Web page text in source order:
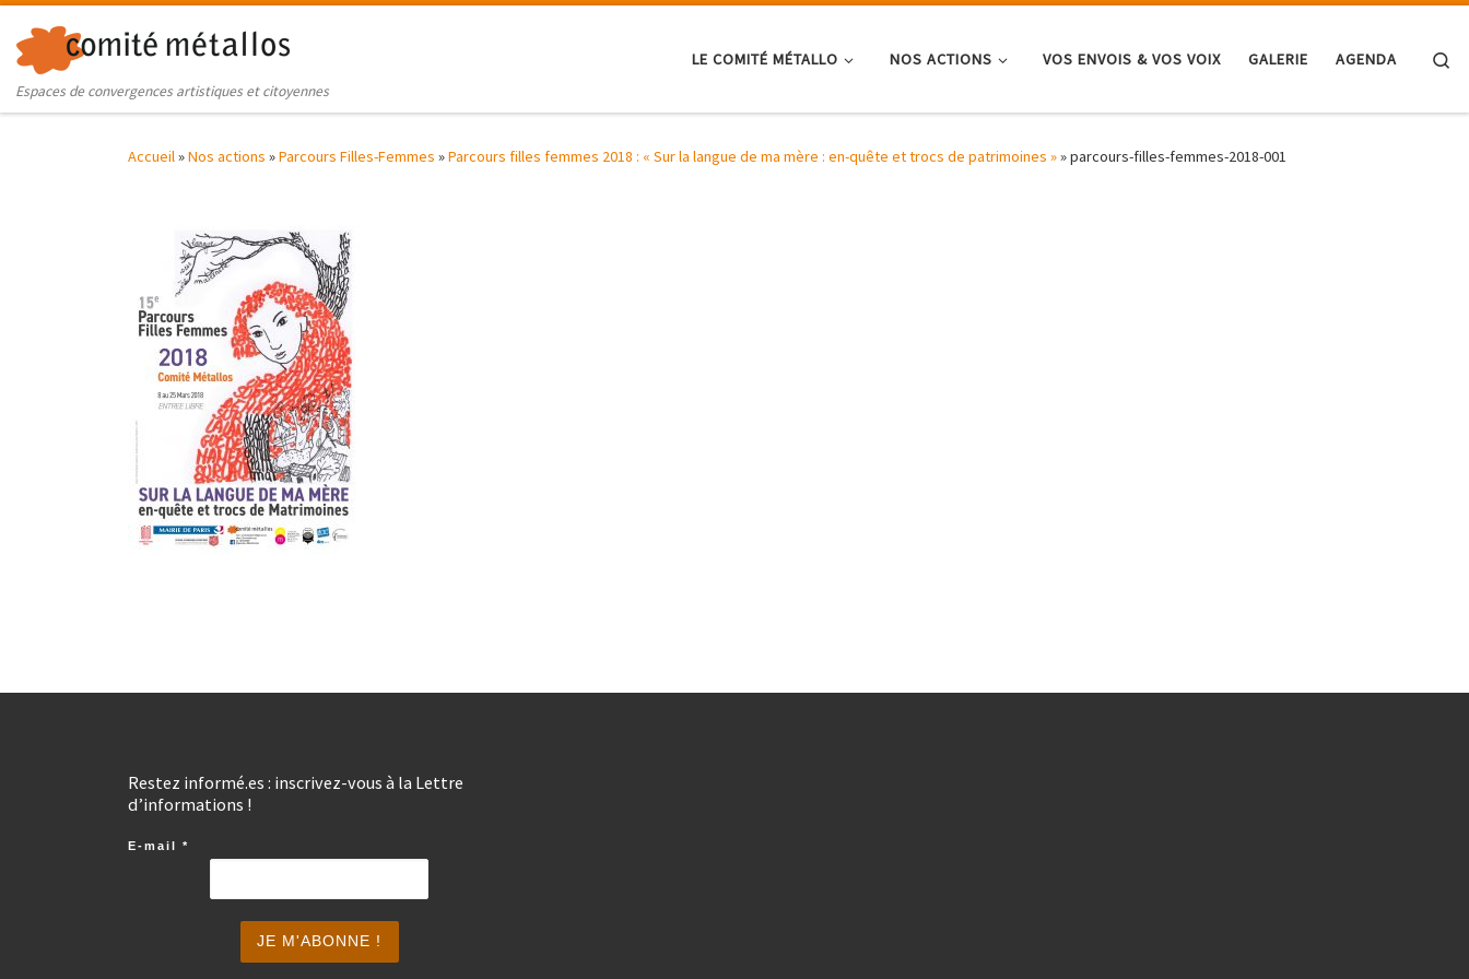
Skip to content
Espaces de convergences artistiques et citoyennes
LE COMITÉ MÉTALLO NOS ACTIONS VOS ENVOIS & VOS VOIX GALERIE AGENDA
Accueil»Nos actions »Parcours Filles-Femmes »Parcours filles femmes 2018 : « Sur la langue de ma mère : en-quête et trocs de patrimoines »»parcours-filles-femmes-2018-001
Restez informé.es : inscrivez-vous à la Lettre
d’informations !
E-mail *